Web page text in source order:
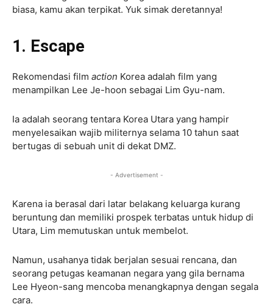
biasa, kamu akan terpikat. Yuk simak deretannya!
1. Escape
Rekomendasi film action Korea adalah film yang
menampilkan Lee Je-hoon sebagai Lim Gyu-nam.
Ia adalah seorang tentara Korea Utara yang hampir
menyelesaikan wajib militernya selama 10 tahun saat
bertugas di sebuah unit di dekat DMZ.
- Advertisement -
Karena ia berasal dari latar belakang keluarga kurang
beruntung dan memiliki prospek terbatas untuk hidup di
Utara, Lim memutuskan untuk membelot.
Namun, usahanya tidak berjalan sesuai rencana, dan
seorang petugas keamanan negara yang gila bernama
Lee Hyeon-sang mencoba menangkapnya dengan segala
cara.